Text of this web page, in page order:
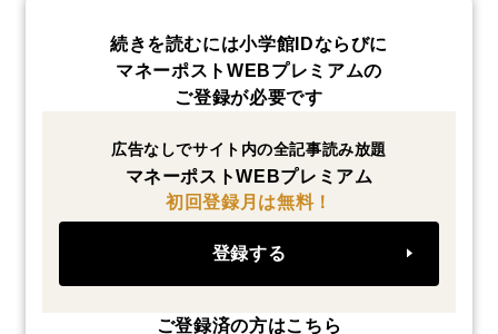
続きを読むには小学館IDならびに
マネーポストWEBプレミアムの
ご登録が必要です
広告なしでサイト内の全記事読み放題
マネーポストWEBプレミアム
初回登録月は無料！
登録する
ご登録済の方はこちら